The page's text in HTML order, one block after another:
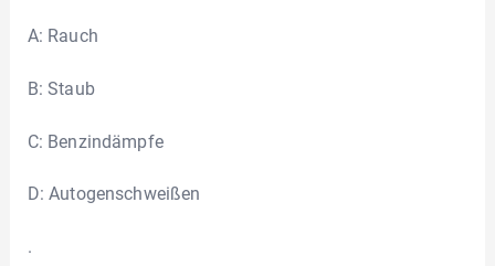
A: Rauch
B: Staub
C: Benzindämpfe
D: Autogenschweißen
.